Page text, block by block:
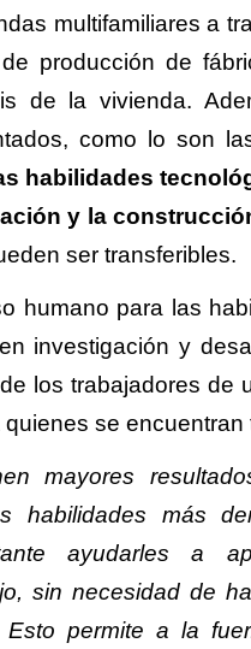
multifamiliares a
producción de
de la vivienda.
como lo son
habilidades
y la
ser transferibles.
humano para las
investigación y
los trabajadores de
se encuentran
mayores
habilidades más
ayudarles a
sin necesidad de
Esto permite a la